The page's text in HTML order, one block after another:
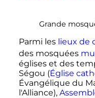
Grande
Parmi les lieux de
des mosquées
églises et des
Ségou (Église
Évangélique du
l'Alliance),